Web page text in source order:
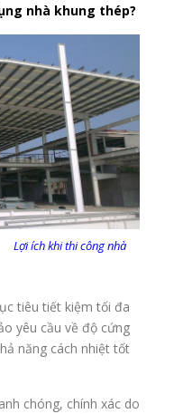
nhà khung thép?
nhà
tiêu tiết kiệm tối đa
yêu cầu về độ cứng
năng cách nhiệt tốt
chóng, chính xác do